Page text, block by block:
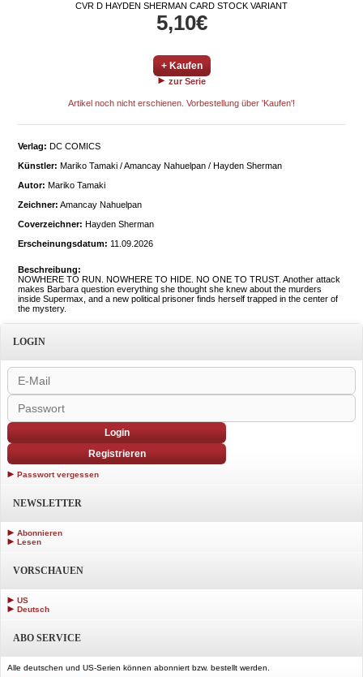
CVR D HAYDEN SHERMAN CARD STOCK VARIANT
5,10€
+ Kaufen
zur Serie
Artikel noch nicht erschienen. Vorbestellung über 'Kaufen'!
Verlag: DC COMICS
Künstler: Mariko Tamaki / Amancay Nahuelpan / Hayden Sherman
Autor: Mariko Tamaki
Zeichner: Amancay Nahuelpan
Coverzeichner: Hayden Sherman
Erscheinungsdatum: 11.09.2026
Beschreibung:
NOWHERE TO RUN. NOWHERE TO HIDE. NO ONE TO TRUST. Another attack
makes Barbara question everything she thought she knew about the murders
inside Supermax, and a new political prisoner finds herself trapped in the center of
the mystery.
LOGIN
Login
Registrieren
Passwort vergessen
NEWSLETTER
Abonnieren
Lesen
VORSCHAUEN
US
Deutsch
ABO SERVICE
Alle deutschen und US-Serien können abonniert bzw. bestellt werden.